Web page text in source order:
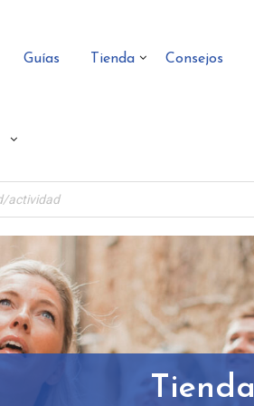
Guías Tienda Consejos
Tienda